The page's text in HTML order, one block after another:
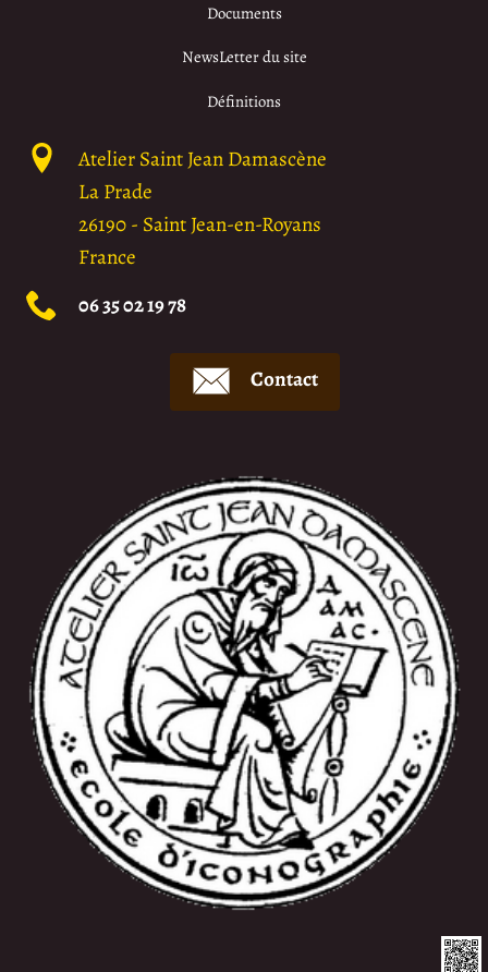
Documents
NewsLetter du site
Définitions
Atelier Saint Jean Damascène
La Prade
26190- Saint Jean-en-Royans
France
06 35 02 19 78
Contact